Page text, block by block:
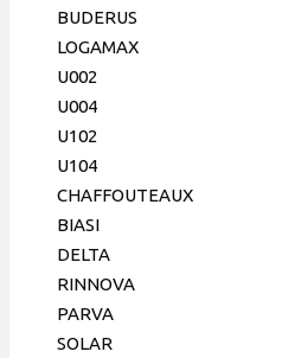
BUDERUS
LOGAMAX
U002
U004
U102
U104
CHAFFOUTEAUX
BIASI
DELTA
RINNOVA
PARVA
SOLAR